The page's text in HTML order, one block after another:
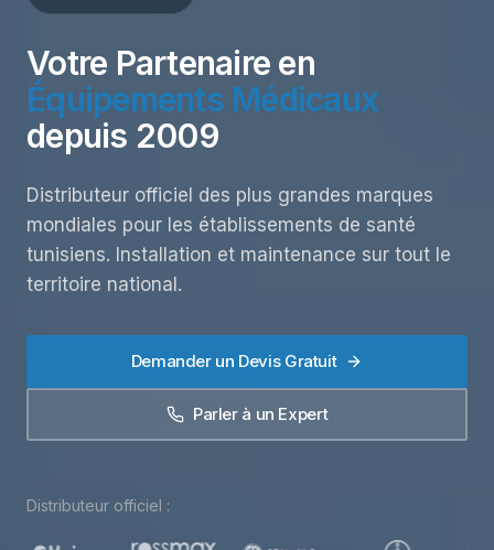
Votre Partenaire en
Équipements Médicaux
depuis 2009
Distributeur officiel des plus grandes marques
mondiales pour les établissements de santé
tunisiens. Installation et maintenance sur tout le
territoire national.
Demander un Devis Gratuit
Parler à un Expert
Distributeur officiel :